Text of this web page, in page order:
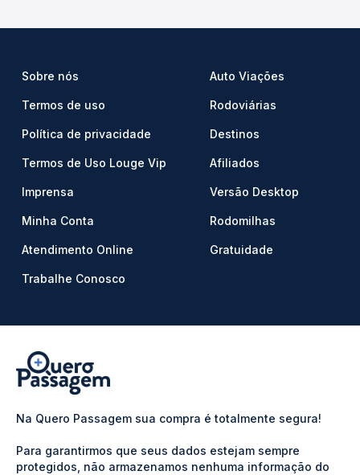
Sobre nós
Termos de uso
Política de privacidade
Termos de Uso Louge Vip
Imprensa
Minha Conta
Atendimento Online
Trabalhe Conosco
Auto Viações
Rodoviárias
Destinos
Afiliados
Versão Desktop
Rodomilhas
Gratuidade
Na Quero Passagem sua compra é totalmente segura!
Para garantirmos que seus dados estejam sempre
protegidos, não armazenamos nenhuma informação do